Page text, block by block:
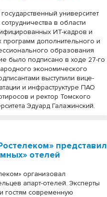
университет
в области
ИТ-кадров и
дополнительного и
образования
было подписано в ходе 27-го
экономического
выступили вице-
и инфраструктуре ПАО
и ректор Томского
Эдуард Галажинский.
представил
отелей
организовал
апарт-отелей. Эксперты
гостям современную